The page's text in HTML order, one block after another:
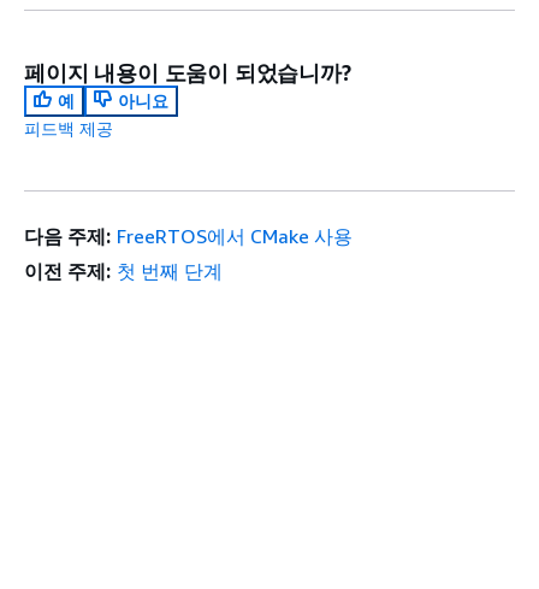
페이지 내용이 도움이 되었습니까?
예
아니요
피드백 제공
다음 주제: FreeRTOS에서 CMake 사용
이전 주제: 첫 번째 단계